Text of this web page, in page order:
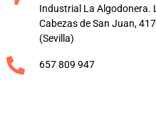
Industrial La Algodonera.
Cabezas de San Juan,
(Sevilla)
657 809 947